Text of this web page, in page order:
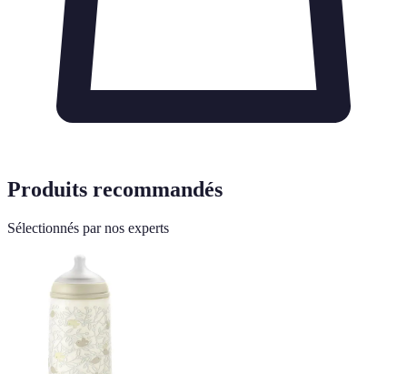
Produits recommandés
Sélectionnés par nos experts